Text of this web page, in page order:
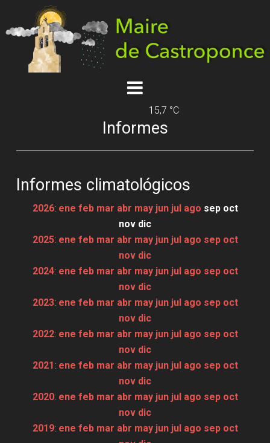
15,7 °C
Informes
Informes climatológicos
2026: ene feb mar abr may jun jul ago sep oct
nov dic
2025: ene feb mar abr may jun jul ago sep oct
nov dic
2024: ene feb mar abr may jun jul ago sep oct
nov dic
2023: ene feb mar abr may jun jul ago sep oct
nov dic
2022: ene feb mar abr may jun jul ago sep oct
nov dic
2021: ene feb mar abr may jun jul ago sep oct
nov dic
2020: ene feb mar abr may jun jul ago sep oct
nov dic
2019: ene feb mar abr may jun jul ago sep oct